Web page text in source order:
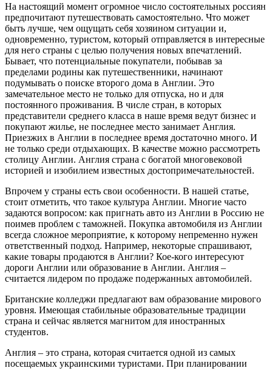
На настоящий момент огромное число состоятельных россиян
предпочитают путешествовать самостоятельно. Что может
быть лучше, чем ощущать себя хозяином ситуации и,
одновременно, туристом, который отправляется в интересные
для него страны с целью получения новых впечатлений.
Бывает, что потенциальные покупатели, побывав за
пределами родины как путешественники, начинают
подумывать о поиске второго дома в Англии. Это
замечательное место не только для отпуска, но и для
постоянного проживания. В числе стран, в которых
представители среднего класса в наше время ведут бизнес и
покупают жилье, не последнее место занимает Англия.
Приезжих в Англии в последнее время достаточно много. И
не только среди отдыхающих. В качестве можно рассмотреть
столицу Англии. Англия страна с богатой многовековой
историей и изобилием известных достопримечательностей.
Впрочем у страны есть свои особенности. В нашей статье,
стоит отметить, что такое культура Англии. Многие часто
задаются вопросом: как пригнать авто из Англии в Россию не
поимев проблем с таможней. Покупка автомобиля из Англии
всегда сложное мероприятие, к которому непременно нужен
ответственный подход. Например, некоторые спрашивают,
какие товары продаются в Англии? Кое-кого интересуют
дороги Англии или образование в Англии. Англия –
считается лидером по продаже подержанных автомобилей.
Британские колледжи предлагают вам образование мирового
уровня. Имеющая стабильные образовательные традиции
страна и сейчас является магнитом для иностранных
студентов.
Англия – это страна, которая считается одной из самых
посещаемых украинскими туристами. При планировании